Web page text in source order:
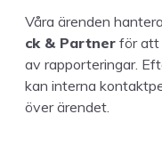
Våra ären­den
ck &Part­ner för att
av rap­por­teringar.
kan inter­na
över ärendet.